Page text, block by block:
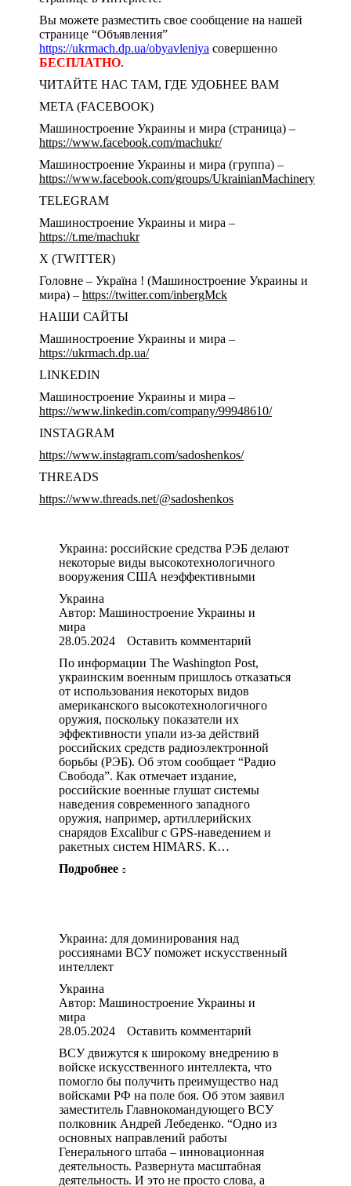
Вы можете разместить свое сообщение на нашей
странице “Объявления”
https://ukrmach.dp.ua/obyavleniya совершенно
БЕСПЛАТНО.
ЧИТАЙТЕ НАС ТАМ, ГДЕ УДОБНЕЕ ВАМ
META (FACEBOOK)
Машиностроение Украины и мира (страница) –
https://www.facebook.com/machukr/
Машиностроение Украины и мира (группа) –
https://www.facebook.com/groups/UkrainianMachinery
TELEGRAM
Машиностроение Украины и мира –
https://t.me/machukr
Х (TWITTER)
Головне – Україна ! (Машиностроение Украины и
мира) – https://twitter.com/inbergMck
НАШИ САЙТЫ
Машиностроение Украины и мира –
https://ukrmach.dp.ua/
LINKEDIN
Машиностроение Украины и мира –
https://www.linkedin.com/company/99948610/
INSTAGRAM
https://www.instagram.com/sadoshenkos/
THREADS
https://www.threads.net/@sadoshenkos
Украина: российские средства РЭБ делают
некоторые виды высокотехнологичного
вооружения США неэффективными
Украина
Автор: Машиностроение Украины и
мира
28.05.2024
Оставить комментарий
По информации The Washington Post,
украинским военным пришлось отказаться
от использования некоторых видов
американского высокотехнологичного
оружия, поскольку показатели их
эффективности упали из-за действий
российских средств радиоэлектронной
борьбы (РЭБ). Об этом сообщает “Радио
Свобода”. Как отмечает издание,
российские военные глушат системы
наведения современного западного
оружия, например, артиллерийских
снарядов Excalibur с GPS-наведением и
ракетных систем HIMARS. К…
Подробнее
Украина: для доминирования над
россиянами ВСУ поможет искусственный
интеллект
Украина
Автор: Машиностроение Украины и
мира
28.05.2024
Оставить комментарий
ВСУ движутся к широкому внедрению в
войске искусственного интеллекта, что
помогло бы получить преимущество над
войсками РФ на поле боя. Об этом заявил
заместитель Главнокомандующего ВСУ
полковник Андрей Лебеденко. “Одно из
основных направлений работы
Генерального штаба – инновационная
деятельность. Развернута масштабная
деятельность. И это не просто слова, а